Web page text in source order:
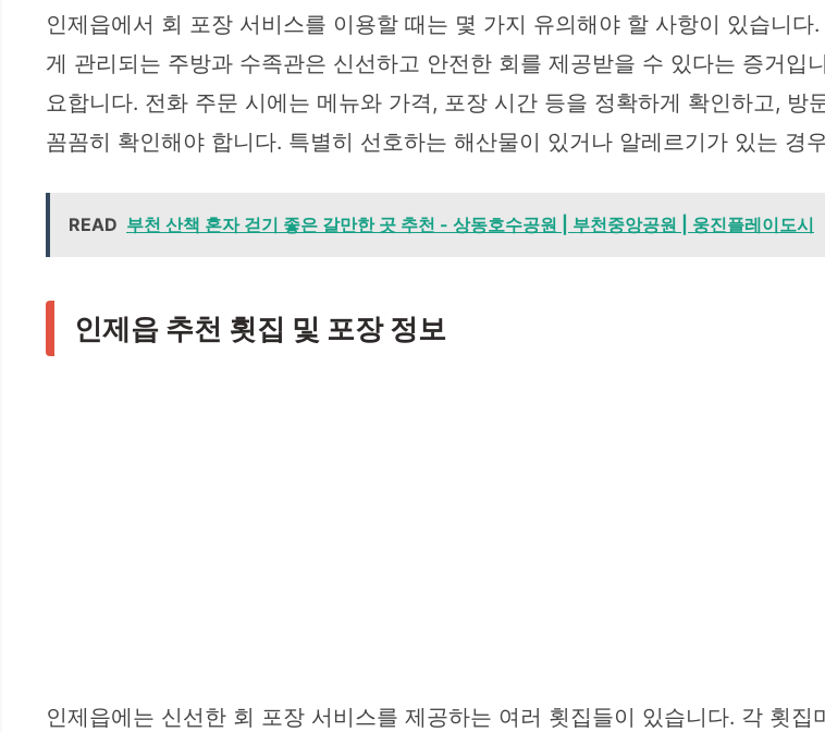
인제읍에서 회 포장 서비스를 이용할 때는 몇 가지 유의해야 할 사항이 있습니
게 관리되는 주방과 수족관은 신선하고 안전한 회를 제공받을 수 있다는 증거
요합니다. 전화 주문 시에는 메뉴와 가격, 포장 시간 등을 정확하게 확인하고,
꼼꼼히 확인해야 합니다. 특별히 선호하는 해산물이 있거나 알레르기가 있는 경
READ 부천 산책 혼자 걷기 좋은 갈만한 곳 추천 - 상동호수공원 | 부천중앙공원 | 웅진플레이도시
인제읍 추천 횟집 및 포장 정보
인제읍에는 신선한 회 포장 서비스를 제공하는 여러 횟집들이 있습니다. 각 횟